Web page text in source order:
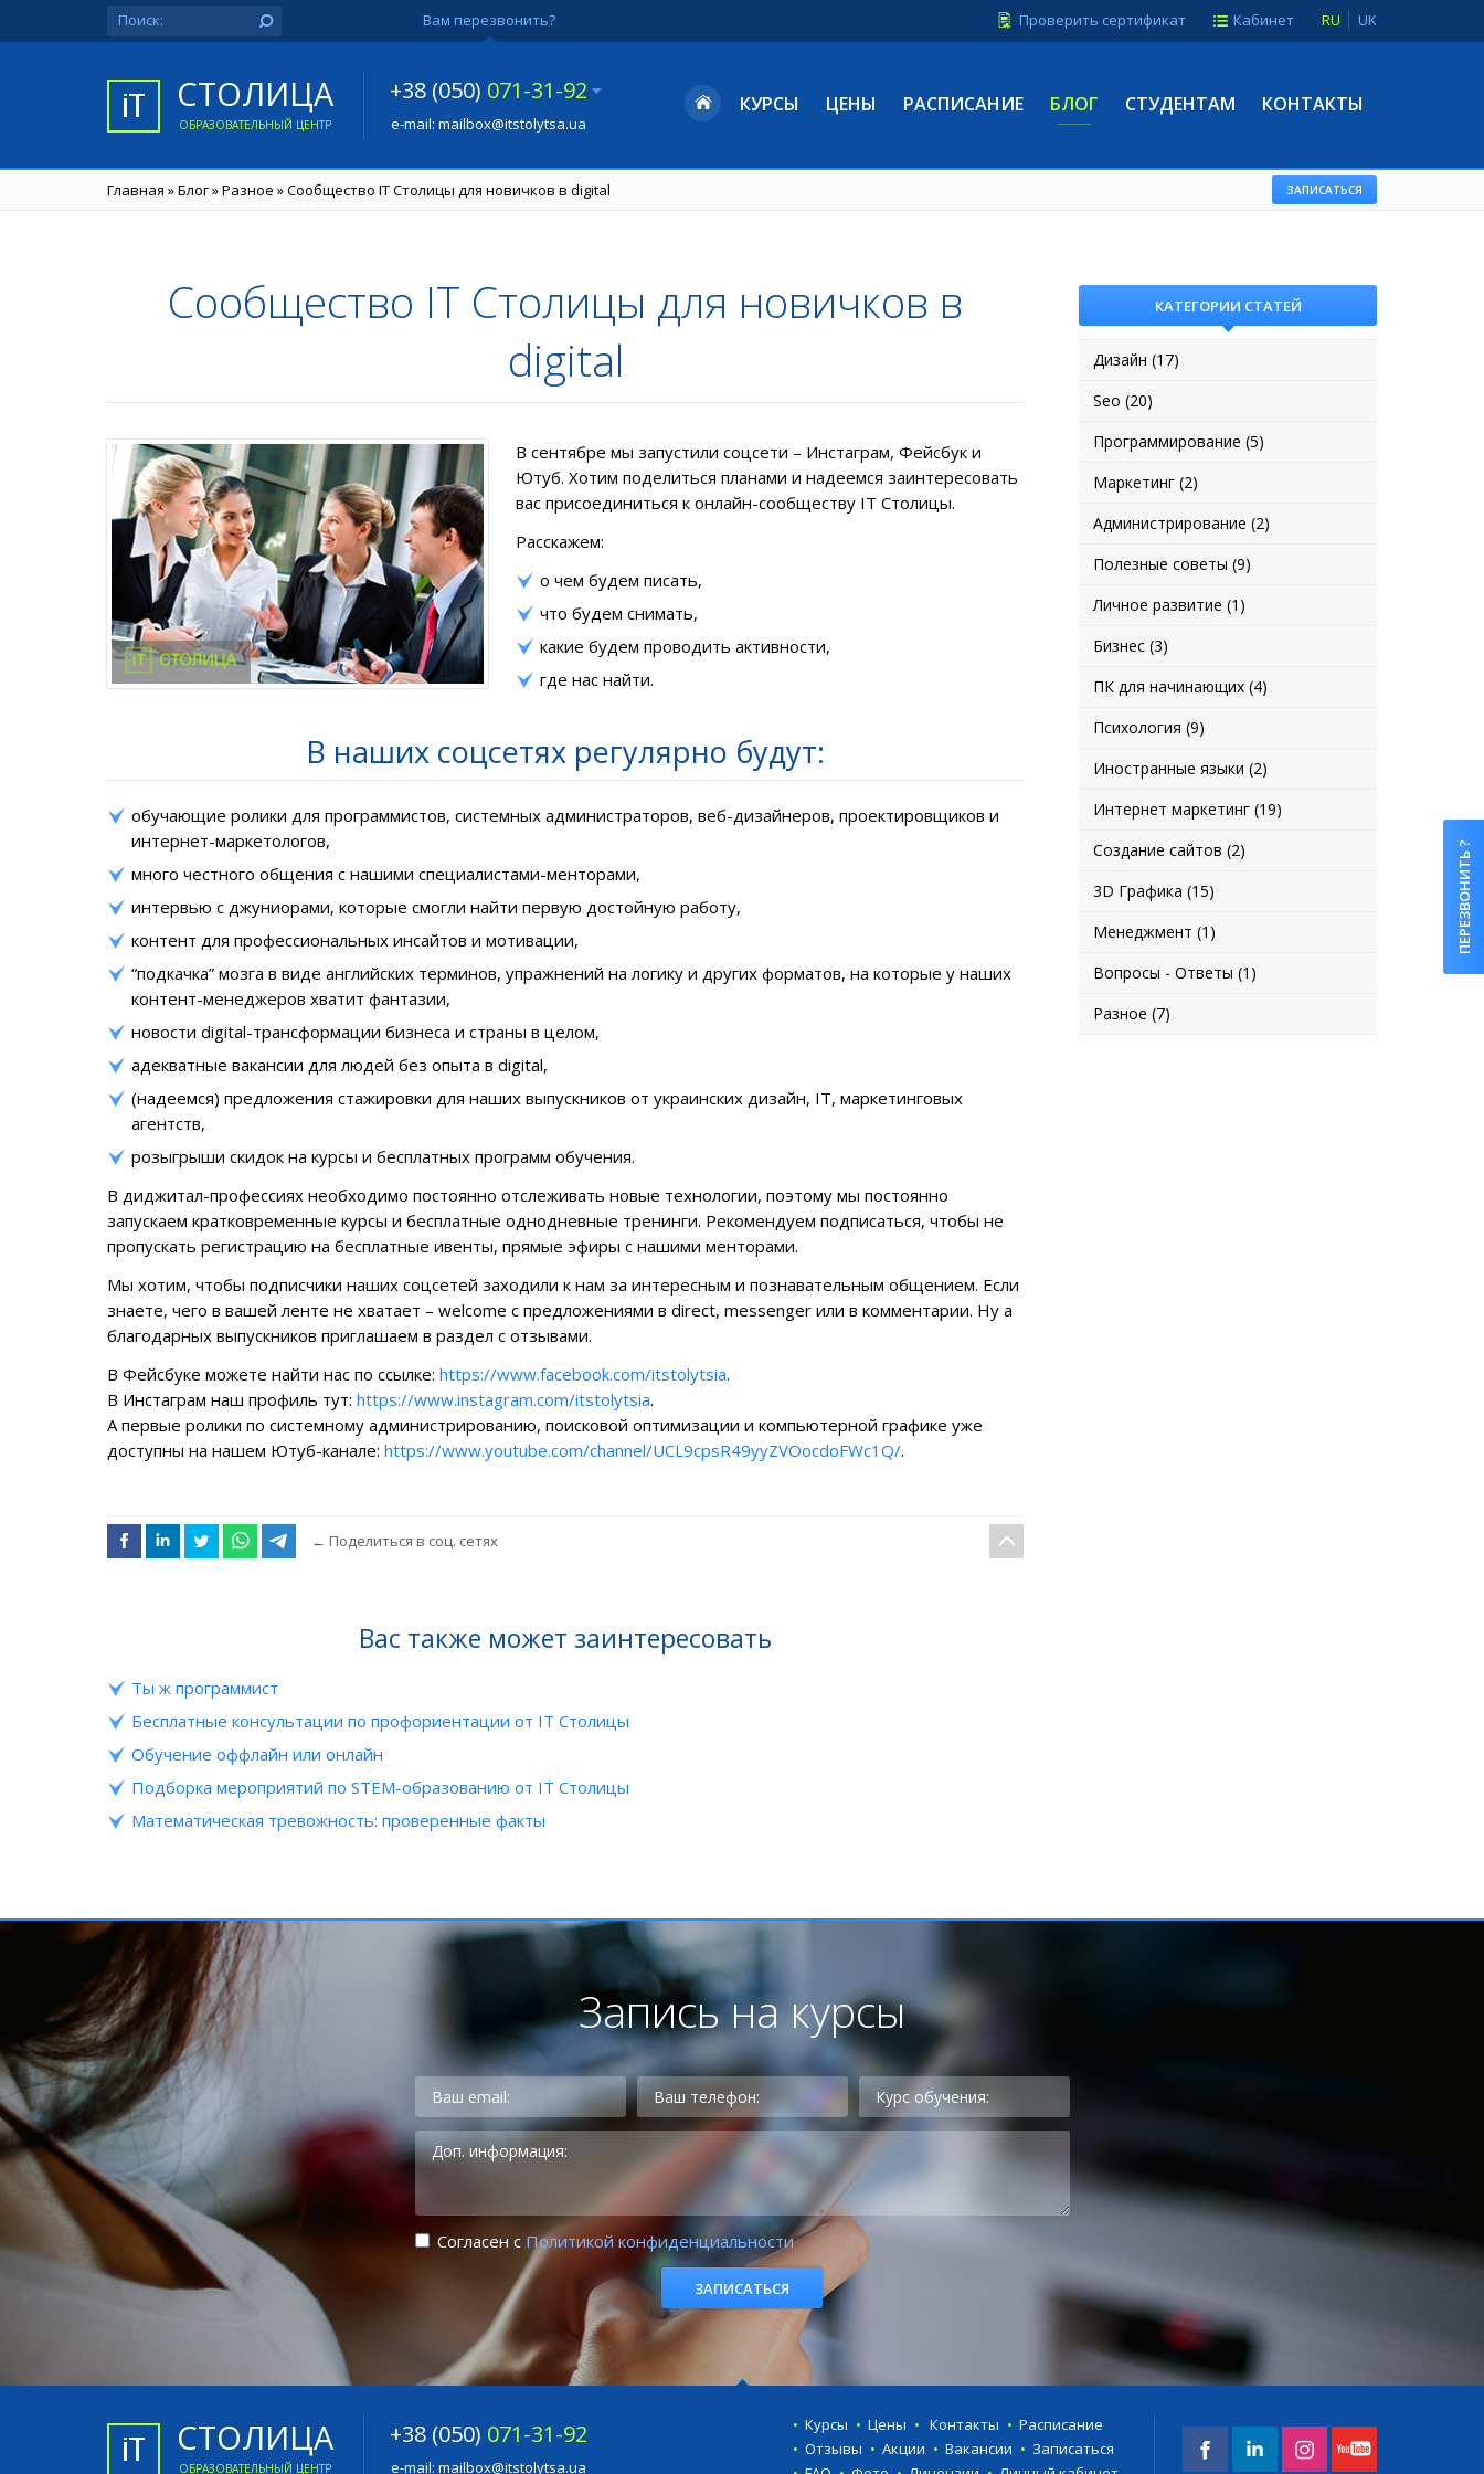
RU UK
Кабинет
Проверить сертификат
СТОЛИЦА
ОБРАЗОВАТЕЛЬНЫЙ ЦЕНТР
+38 (050) 071-31-92
e-mail: mailbox@itstolytsa.ua
Вам перезвонить?
КУРСЫ ЦЕНЫ РАСПИСАНИЕ БЛОГ СТУДЕНТАМ КОНТАКТЫ
ЗАПИСАТЬСЯ
Главная »Блог»Разное »Сообщество IT Столицы для новичков в digital
Сообщество IT Столицы для новичков в
digital
В сентябре мы запустили соцсети – Инстаграм, Фейсбук и
Ютуб. Хотим поделиться планами и надеемся заинтересовать
вас присоединиться к онлайн-сообществу IT Столицы.
Расскажем:
о чем будем писать,
что будем снимать,
какие будем проводить активности,
где нас найти.
В наших соцсетях регулярно будут:
обучающие ролики для программистов, системных администраторов, веб-дизайнеров, проектировщиков и
интернет-маркетологов,
много честного общения с нашими специалистами-менторами,
интервью с джуниорами, которые смогли найти первую достойную работу,
контент для профессиональных инсайтов и мотивации,
“подкачка” мозга в виде английских терминов, упражнений на логику и других форматов, на которые у наших
контент-менеджеров хватит фантазии,
новости digital-трансформации бизнеса и страны в целом,
адекватные вакансии для людей без опыта в digital,
(надеемся) предложения стажировки для наших выпускников от украинских дизайн, IT, маркетинговых
агентств,
розыгрыши скидок на курсы и бесплатных программ обучения.
В диджитал-профессиях необходимо постоянно отслеживать новые технологии, поэтому мы постоянно
запускаем кратковременные курсы и бесплатные однодневные тренинги. Рекомендуем подписаться, чтобы не
пропускать регистрацию на бесплатные ивенты, прямые эфиры с нашими менторами.
Мы хотим, чтобы подписчики наших соцсетей заходили к нам за интересным и познавательным общением. Если
знаете, чего в вашей ленте не хватает – welcome с предложениями в direct, messenger или в комментарии. Ну а
благодарных выпускников приглашаем в раздел с отзывами.
В Фейсбуке можете найти нас по ссылке: https://www.facebook.com/itstolytsia.
В Инстаграм наш профиль тут: https://www.instagram.com/itstolytsia.
А первые ролики по системному администрированию, поисковой оптимизации и компьютерной графике уже
доступны на нашем Ютуб-канале: https://www.youtube.com/channel/UCL9cpsR49yyZVOocdoFWc1Q/.
← Поделиться в соц. сетях
Вас также может заинтересовать
Ты ж программист
Бесплатные консультации по профориентации от IT Столицы
Обучение оффлайн или онлайн
Подборка мероприятий по STEM-образованию от IT Столицы
Математическая тревожность: проверенные факты
КАТЕГОРИИ СТАТЕЙ
Дизайн (17)
Seo (20)
Программирование (5)
Маркетинг (2)
Администрирование (2)
Полезные советы (9)
Личное развитие (1)
Бизнес (3)
ПК для начинающих (4)
Психология (9)
Иностранные языки (2)
Интернет маркетинг (19)
Создание сайтов (2)
3D Графика (15)
Менеджмент (1)
Вопросы - Ответы (1)
Разное (7)
Запись на курсы
Cогласен с Политикой конфиденциальности
СТОЛИЦА
ОБРАЗОВАТЕЛЬНЫЙ ЦЕНТР
+38 (050) 071-31-92
e-mail: mailbox@itstolytsa.ua
Курсы Цены Контакты
Расписание
Отзывы
Акции Вакансии
Записаться
ПЕРЕЗВОНИТЬ ?